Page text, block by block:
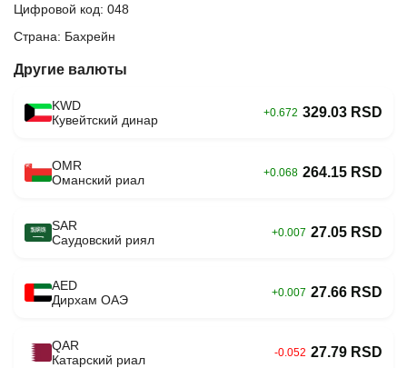
Цифровой код: 048
Страна: Бахрейн
Другие валюты
KWD
Кувейтский динар
+0.672 329.03 RSD
OMR
Оманский риал
+0.068 264.15 RSD
SAR
Саудовский риял
+0.007 27.05 RSD
AED
Дирхам ОАЭ
+0.007 27.66 RSD
QAR
Катарский риал
-0.052 27.79 RSD